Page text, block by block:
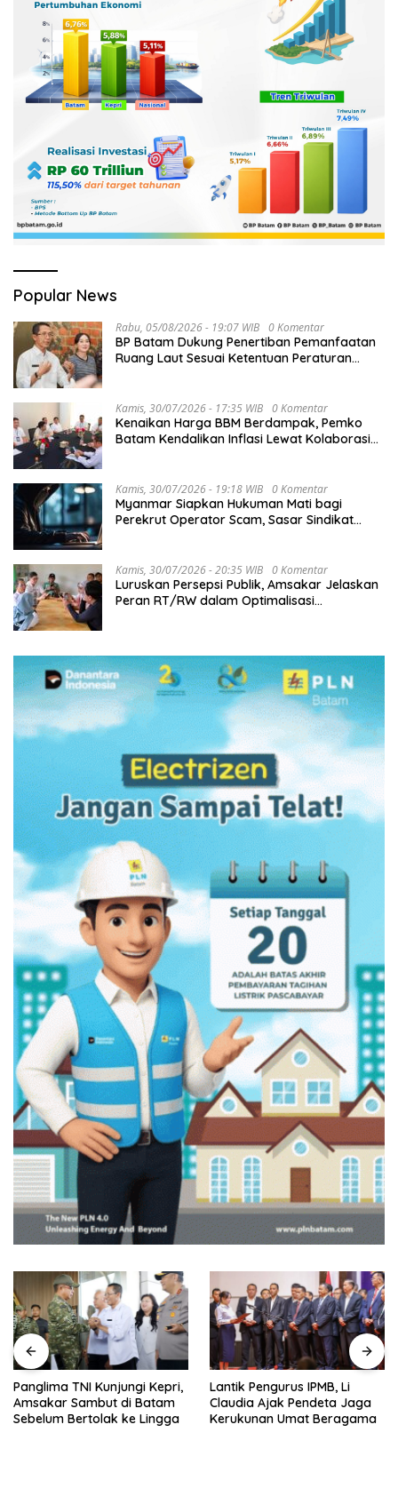
Popular News
Rabu, 05/08/2026 - 19:07 WIB 0 Komentar
BP Batam Dukung Penertiban Pemanfaatan
Ruang Laut Sesuai Ketentuan Peraturan
Kamis, 30/07/2026 - 17:35 WIB 0 Komentar
Kenaikan Harga BBM Berdampak, Pemko
Batam Kendalikan Inflasi Lewat Kolaborasi
Kamis, 30/07/2026 - 19:18 WIB 0 Komentar
Myanmar Siapkan Hukuman Mati bagi
Perekrut Operator Scam, Sasar Sindikat
Kamis, 30/07/2026 - 20:35 WIB 0 Komentar
Luruskan Persepsi Publik, Amsakar Jelaskan
Peran RT/RW dalam Optimalisasi
Panglima TNI Kunjungi Kepri,
Amsakar Sambut di Batam
Sebelum Bertolak ke Lingga
Lantik Pengurus IPMB, Li
Claudia Ajak Pendeta Jaga
Kerukunan Umat Beragama